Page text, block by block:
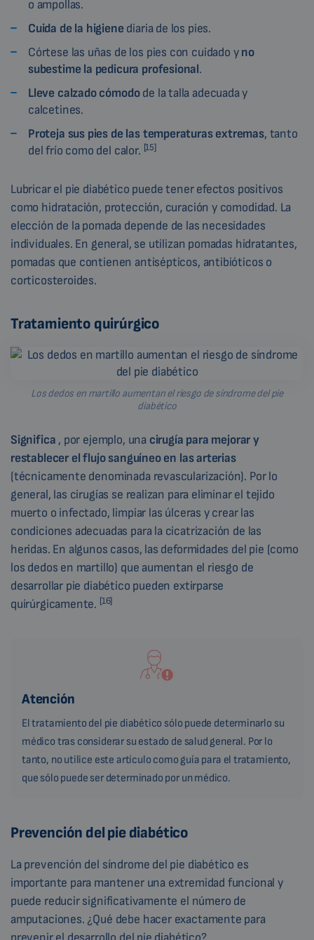
o ampollas.
Cuida dela higienediaria de los pies.
Córtese las uñas de los pies con cuidado yno
subestime la pedicura profesional.
Lleve calzado cómodode la talla adecuada y
calcetines.
Proteja sus pies de las temperaturas extremas, tanto
del frío como del calor. [15]
Lubricar el pie diabético puede tener efectos positivos
como hidratación, protección, curación y comodidad. La
elección de la pomada depende de las necesidades
individuales. En general, se utilizan pomadas hidratantes,
pomadas que contienen antisépticos, antibióticos o
corticosteroides.
Tratamiento quirúrgico
Los dedos en martillo aumentan el riesgo de síndrome del pie
diabético
Significa , por ejemplo, unacirugía para mejorar y
restablecer el flujo sanguíneo en las arterias
(técnicamente denominada revascularización). Por lo
general, las cirugías se realizan para eliminar el tejido
muerto o infectado, limpiar las úlceras y crear las
condiciones adecuadas para la cicatrización de las
heridas. En algunos casos, las deformidades del pie (como
los dedos en martillo) que aumentan el riesgo de
desarrollar pie diabético pueden extirparse
quirúrgicamente. [16]
Atención
El tratamiento del pie diabético sólo puede determinarlo su
médico tras considerar su estado de salud general. Por lo
tanto, no utilice este artículo como guía para el tratamiento,
que sólo puede ser determinado por un médico.
Prevención del pie diabético
La prevención del síndrome del pie diabético es
importante para mantener una extremidad funcional y
puede reducir significativamente el número de
amputaciones. ¿Qué debe hacer exactamente para